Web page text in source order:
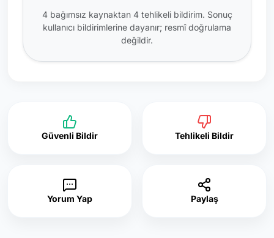
4 bağımsız kaynaktan 4 tehlikeli bildirim. Sonuç
kullanıcı bildirimlerine dayanır; resmî doğrulama
değildir.
Güvenli Bildir Tehlikeli Bildir
Yorum Yap Paylaş